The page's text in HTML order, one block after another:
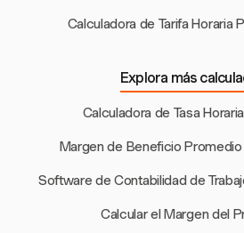
Calculadora de Tarifa Horaria
Explora más
Calculadora de Tasa
Margen de Beneficio
Software de Contabilidad de
Calcular el Margen del